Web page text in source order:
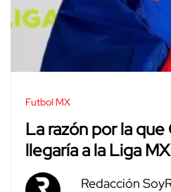
Futbol MX
La razón por la
llegaría a la Liga MX
Redacción